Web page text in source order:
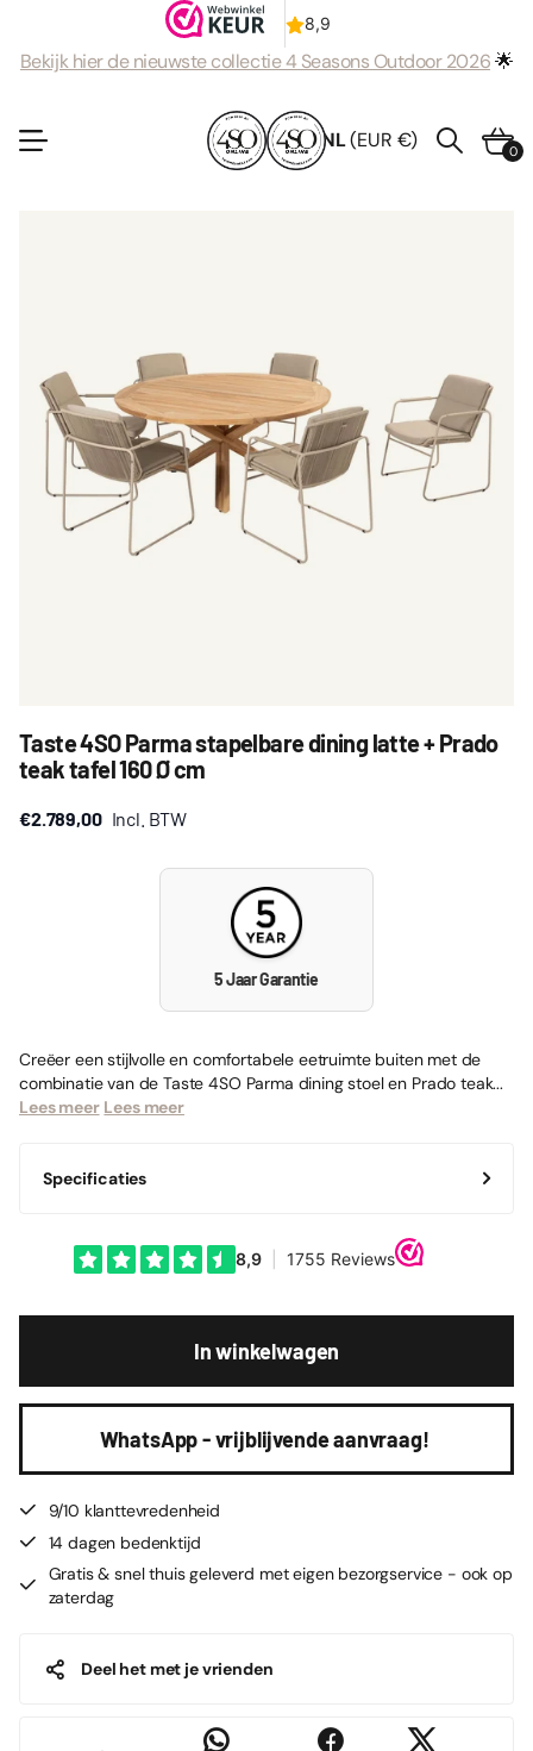
Bekijk hier de nieuwste collectie 4 Seasons Outdoor 2026🌟
NL(EUR €) 0
Taste 4SO Parma stapelbare dining latte + Prado
teak tafel 160 Ø cm
€2.789,00 Incl. BTW
5 Jaar Garantie
Creëer een stijlvolle en comfortabele eetruimte buiten met de
combinatie van de Taste 4SO Parma dining stoel en Prado teak...
Lees meer Lees meer
Specificaties
In winkelwagen
WhatsApp - vrijblijvende aanvraag!
9/10 klanttevredenheid
14 dagen bedenktijd
Gratis & snel thuis geleverd met eigen bezorgservice - ook op
zaterdag
Deel het met je vrienden